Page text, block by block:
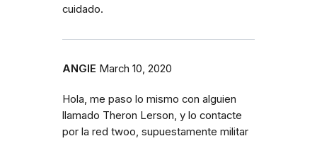
cuidado.
ANGIE March 10, 2020
Hola, me paso lo mismo con alguien
llamado Theron Lerson, y lo contacte
por la red twoo, supuestamente militar